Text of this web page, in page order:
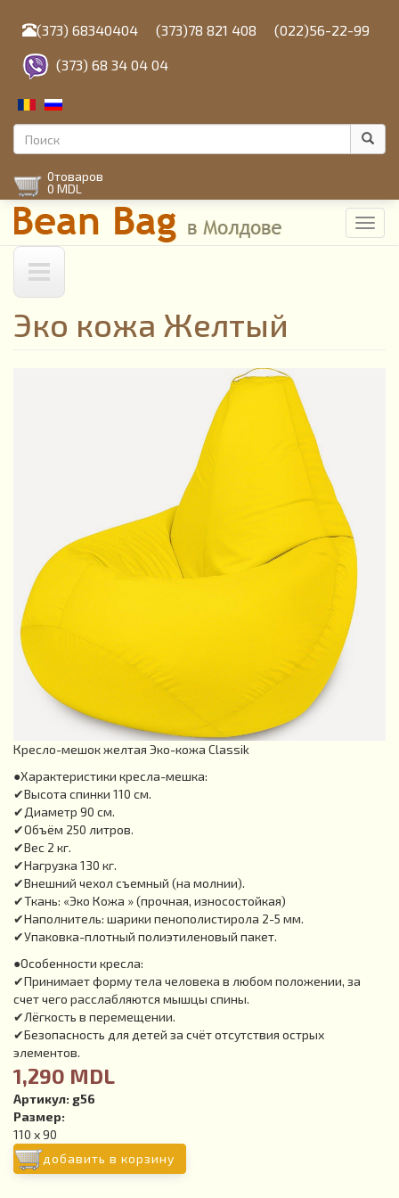
содержанию
(373) 68340404 (373)78 821 408 (022)56-22-99
(373) 68 34 04 04
Форма
поиска
0товаров
0 MDL
Эко кожа Желтый
Кресло-мешок желтая Эко-кожа Classik
●Характеристики кресла-мешка:
✔Высота спинки 110 см.
✔Диаметр 90 см.
✔Объём 250 литров.
✔Вес 2 кг.
✔Нагрузка 130 кг.
✔Внешний чехол съемный (на молнии).
✔Ткань: «Эко Кожа » (прочная, износостойкая)
✔Наполнитель: шарики пенополистирола 2-5 мм.
✔Упаковка-плотный полиэтиленовый пакет.
●Особенности кресла:
✔Принимает форму тела человека в любом положении, за
счет чего расслабляются мышцы спины.
✔Лёгкость в перемещении.
✔Безопасность для детей за счёт отсутствия острых
элементов.
1,290 MDL
Артикул: g56
Размер:
110 x 90
добавить в корзину